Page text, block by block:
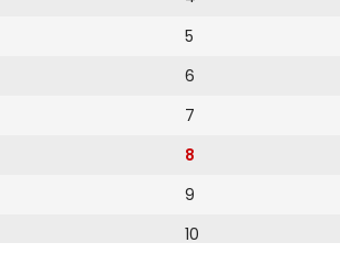
5
6
7
8
9
10